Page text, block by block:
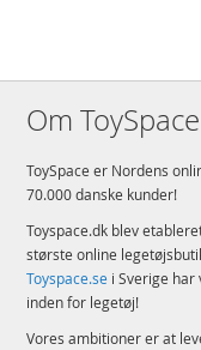
Alder: fra 9 år
EAN
Mærke
Om ToySpace
ToySpace er Nordens
70.000 danske kunder!
Toyspace.dk blev
største online
Toyspace.se i Sverige
inden for legetøj!
Vores ambitioner er at